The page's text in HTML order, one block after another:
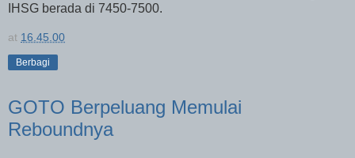
IHSG berada di 7450-7500.
at 16.45.00
Berbagi
GOTO Berpeluang Memulai
Reboundnya